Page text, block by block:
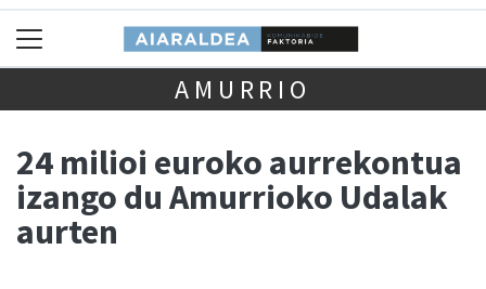
AMURRIO
24 milioi euroko aurrekontua
izango du Amurrioko Udalak
aurten